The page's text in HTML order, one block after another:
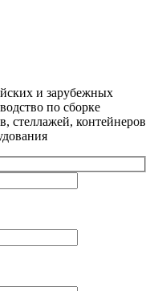
и зарубежных
по сборке
стеллажей, контейнеров